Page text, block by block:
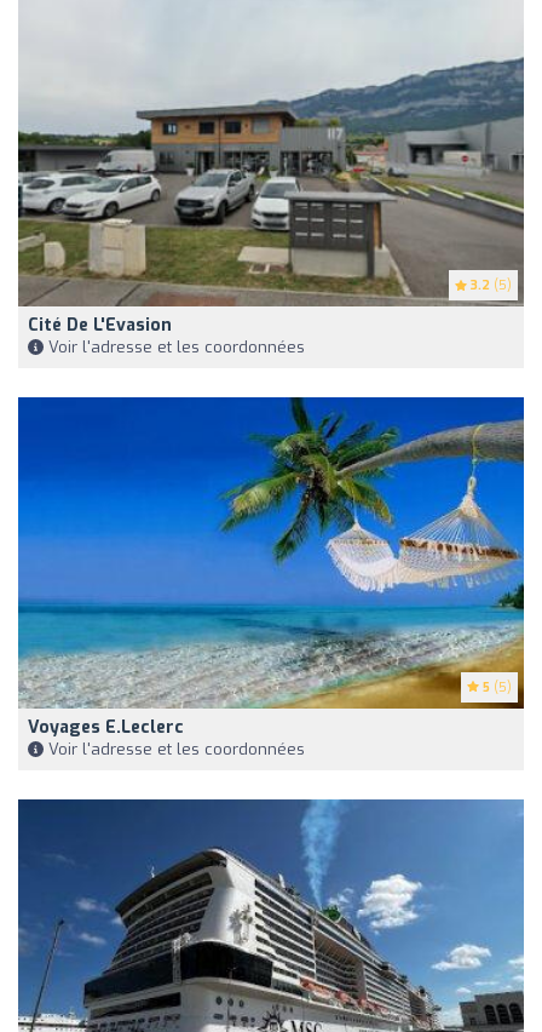
3.2 (5)
Cité De L'Evasion
Voir l'adresse et les coordonnées
5 (5)
Voyages E.Leclerc
Voir l'adresse et les coordonnées